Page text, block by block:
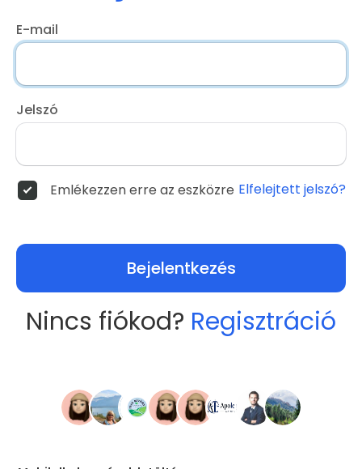
E-mail
Jelszó
Emlékezzen erre az eszközre Elfelejtett jelszó?
Bejelentkezés
Nincs fiókod? Regisztráció